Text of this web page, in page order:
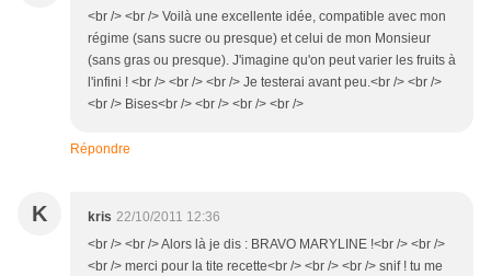
<br /> <br /> Voilà une excellente idée, compatible avec mon
régime (sans sucre ou presque) et celui de mon Monsieur
(sans gras ou presque). J'imagine qu'on peut varier les fruits à
l'infini ! <br /> <br /> <br /> Je testerai avant peu.<br /> <br />
<br /> Bises<br /> <br /> <br /> <br />
Répondre
K kris 22/10/2011 12:36
<br /> <br /> Alors là je dis : BRAVO MARYLINE !<br /> <br />
<br /> merci pour la tite recette<br /> <br /> <br /> snif ! tu me